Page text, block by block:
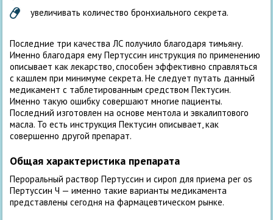
увеличивать количество бронхиального секрета.
Последние три качества ЛС получило благодаря тимьяну.
Именно благодаря ему Пертуссин инструкция по применению
описывает как лекарство, способен эффективно справляться
с кашлем при минимуме секрета. Не следует путать данный
медикамент с таблетированным средством Пектусин.
Именно такую ошибку совершают многие пациенты.
Последний изготовлен на основе ментола и эвкалиптового
масла. То есть инструкция Пектусин описывает, как
совершенно другой препарат.
Общая характеристика препарата
Пероральный раствор Пертуссин и сироп для приема per os
Пертуссин Ч — именно такие варианты медикамента
представлены сегодня на фармацевтическом рынке.